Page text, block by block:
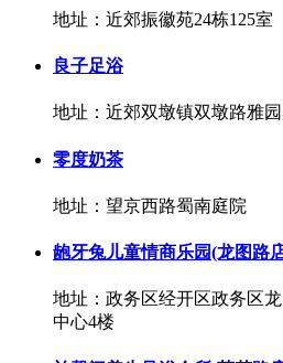
地址：近郊振徽苑24栋125室
良子足浴
地址：近郊双墩镇双墩路雅
零度奶茶
地址：望京西路蜀南庭院
龅牙兔儿童情商乐园(龙图路
地址：政务区经开区政务区
中心4楼